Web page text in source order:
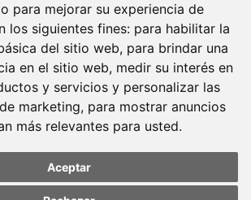
para mejorar su experiencia de
los siguientes fines: para habilitar la
del sitio web, para brindar una
en el sitio web, medir su interés en
y servicios y personalizar las
marketing, para mostrar anuncios
más relevantes para usted.
Aceptar
de Derecho Penal con dedicación